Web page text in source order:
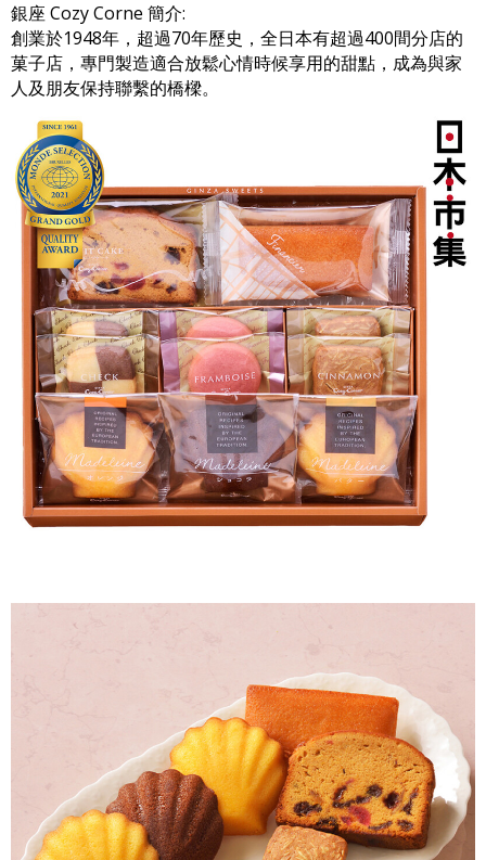
銀座 Cozy Corne 簡介:
創業於1948年，超過70年歷史，全日本有超過400間分店的
菓子店，專門製造適合放鬆心情時候享用的甜點，成為與家
人及朋友保持聯繫的橋樑。